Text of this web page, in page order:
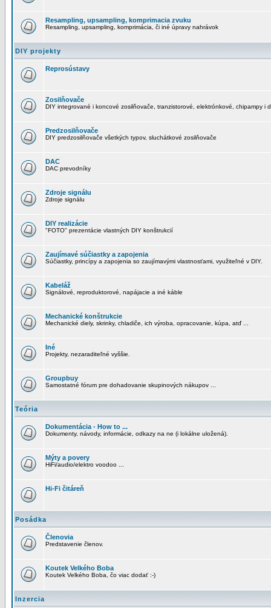
Resampling, upsampling, komprimacia zvuku
Resampling, upsampling, komprimácia, či iné úpravy nahrávok
DIY projekty
Reprosústavy
Zosilňovače
DIY integrované i koncové zosilňovače, tranzistorové, elektrónkové, chipampy i
Predzosilňovače
DIY predzosilňovače všetkých typov, sluchátkové zosilňovače
DAC
DAC prevodníky
Zdroje signálu
Zdroje signálu
DIY realizácie
"FOTO" prezentácie vlastných DIY konštrukcií
Zaujímavé súčiastky a zapojenia
Súčiastky, princípy a zapojenia so zaujímavými vlastnosťami, využiteľné v DIY.
Kabeláž
Signálové, reproduktorové, napájacie a iné káble
Mechanické konštrukcie
Mechanické diely, skrinky, chladiče, ich výroba, opracovanie, kúpa, atď ...
Iné
Projekty, nezaraditeľné vyššie.
Groupbuy
Samostatné fórum pre dohadovanie skupinových nákupov ...
Teória
Dokumentácia - How to ...
Dokumenty, návody, informácie, odkazy na ne (i lokálne uložená).
Mýty a povery
HiFi/audio/elektro voodoo ...
Hi-Fi čitáreň
Posádka
Členovia
Predstavenie členov.
Koutek Velkého Boba
Koutek Velkého Boba, čo viac dodať :-)
Inzercia